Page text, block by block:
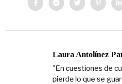
Laura Antolínez
"En cuestiones de
pierde lo que se